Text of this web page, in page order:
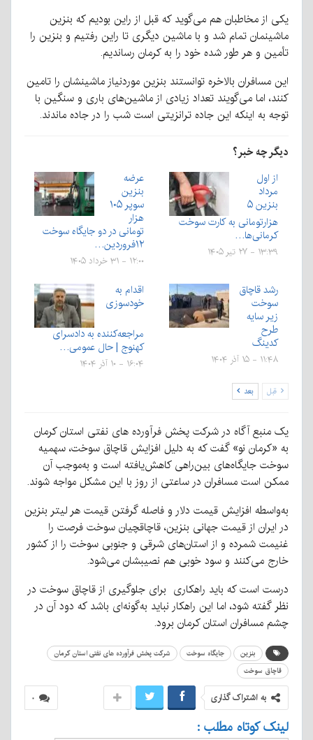
یکی از مخاطبان هم می‌گوید که قبل از راین بودیم که بنزین
ماشینمان تمام شد و با ماشین دیگری تا راین رفتیم و بنزین را
تأمین و هر طور شده خود را به کرمان رساندیم.
این مسافران بالاخره توانستند بنزین موردنیاز ماشینشان را تامین
کنند، اما می‌گویند تعداد زیادی از ماشین‌های باری و سنگین با
توجه به اینکه این جاده ترانزیتی است شب را در جاده ماندند.
دیگر چه خبر؟
از اول
مرداد
بنزين ۵
هزارتومانی به كارت سوخت
کرمانی‌ها…
۱۳:۳۹ - ۲۷ تیر ۱۴۰۵
عرضه
بنزین
سوپر ۱۰۵
هزار
تومانی در دو جایگاه سوخت
۱۲فروردین…
۱۲:۰۰ - ۳۱ خرداد ۱۴۰۵
رشد قاچاق
سوخت
زیر سایه
طرح
کدینگ
۱۱:۴۸ - ۱۵ آذر ۱۴۰۴
اقدام به
خودسوزی
مراجعه‌کننده به دادسرای
کهنوج | حال عمومی…
۱۶:۰۴ - ۱۰ آذر ۱۴۰۴
قبل بعد
یک منبع آگاه در شرکت پخش فرآورده های نفتی استان کرمان
به «کرمان نو» گفت که به دلیل افزایش قاچاق سوخت، سهمیه
سوخت جایگاه‌های بین‌راهی کاهش‌یافته است و به‌موجب آن
ممکن است مسافران در ساعتی از روز با این مشکل مواجه شوند.
به‌واسطه افزایش قیمت دلار و فاصله گرفتن قیمت هر لیتر بنزین
در ایران از قیمت جهانی بنزین، قاچاقچیان سوخت فرصت را
غنیمت شمرده و از استان‌های شرقی و جنوبی سوخت را از کشور
خارج می‌کنند و سود خوبی هم نصیبشان می‌شود.
درست است که باید راهکاری برای جلوگیری از قاچاق سوخت در
نظر گفته شود، اما این راهکار نباید به‌گونه‌ای باشد که دود آن در
چشم مسافران استان کرمان برود.
بنزین جایگاه سوخت
شرکت پخش فرآورده های نفتی استان کرمان
قاچاق سوخت
۰ به اشتراک گذاری
لینک کوتاه مطلب :